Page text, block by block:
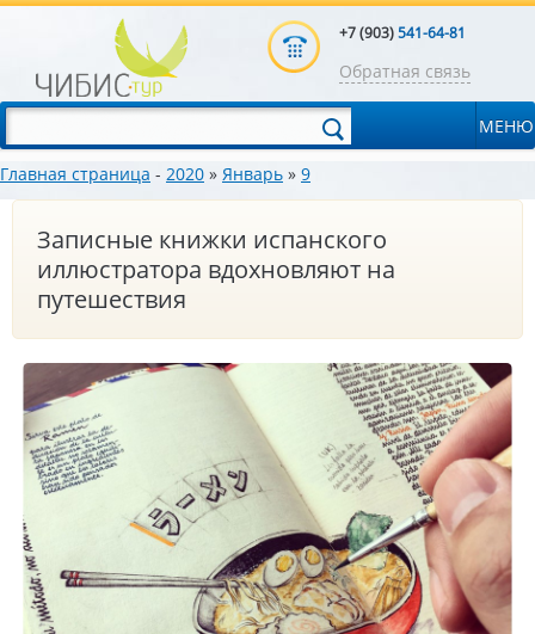
+7 (903)541-64-81
Обратная связь
МЕНЮ
Главная страница - 2020 » Январь » 9
Записные книжки испанского
иллюстратора вдохновляют на
путешествия